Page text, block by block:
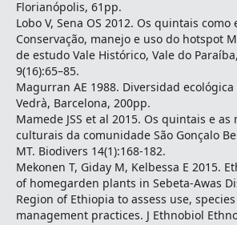
Florianópolis, 61pp.
Lobo V, Sena OS 2012. Os quintais
Conservação, manejo e uso do hotspot
de estudo Vale Histórico, Vale do
9(16):65–85.
Magurran AE 1988. Diversidad
Vedrà, Barcelona, 200pp.
Mamede JSS et al 2015. Os quintais e as
culturais da comunidade São Gonçalo
MT. Biodivers 14(1):168-182.
Mekonen T, Giday M, Kelbessa E 2015.
of homegarden plants in Sebeta-Awas
Region of Ethiopia to assess use,
management practices. J Ethnobiol